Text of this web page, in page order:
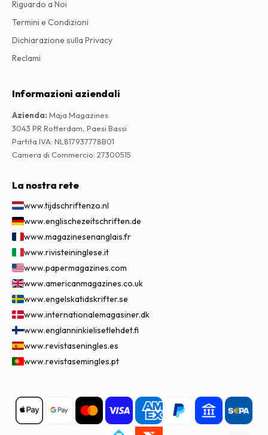
Riguardo a Noi
Termini e Condizioni
Dichiarazione sulla Privacy
Reclami
Informazioni aziendali
Azienda: Maja Magazines
3043 PR Rotterdam, Paesi Bassi
Partita IVA: NL817937778B01
Camera di Commercio: 27300515
La nostra rete
www.tijdschriftenzo.nl
www.englischezeitschriften.de
www.magazinesenanglais.fr
www.rivisteininglese.it
www.papermagazines.com
www.americanmagazines.co.uk
www.engelskatidskrifter.se
www.internationalemagasiner.dk
www.englanninkielisetlehdet.fi
www.revistaseningles.es
www.revistasemingles.pt